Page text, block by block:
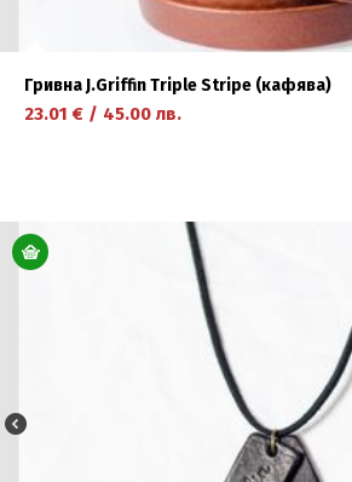
Гривна J.Griffin Triple Stripe (кафява)
23.01 € / 45.00 лв.
научете повече